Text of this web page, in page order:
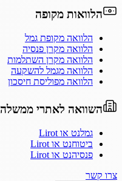
הלוואות מקופה
הלוואה מקופת גמל
הלוואה מקרן פנסיה
הלוואה מקרן השתלמות
הלוואה מגמל להשקעה
הלוואה מפוליסת חיסכון
השוואה לאתרי ממשלה
גמלנט או Lirot
ביטוחנט או Lirot
פנסיהנט או Lirot
צרו קשר